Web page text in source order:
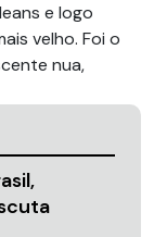
e logo
velho. Foi o
nua,